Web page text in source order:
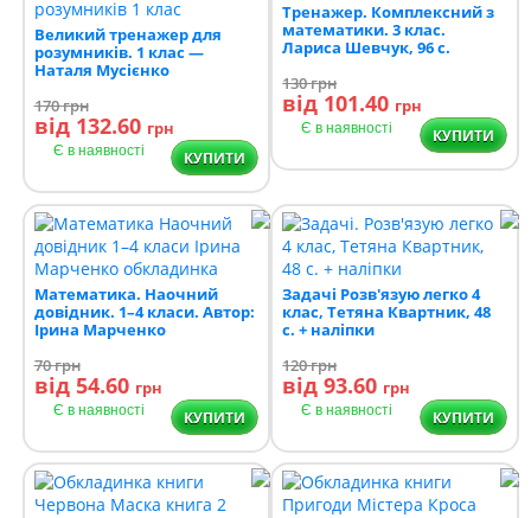
Великий тренажер для
розумників. 1 клас —
Наталя Мусієнко
170грн
від 132.60 грн
Є в наявності КУПИТИ
Тренажер. Комплексний з
математики. 3 клас.
Лариса Шевчук, 96 с.
130грн
від 101.40 грн
Є в наявності КУПИТИ
Математика. Наочний
довідник. 1–4 класи. Автор:
Ірина Марченко
70грн
від 54.60 грн
Є в наявності КУПИТИ
Задачі Розв'язую легко 4
клас, Тетяна Квартник, 48
с. + наліпки
120грн
від 93.60 грн
Є в наявності КУПИТИ